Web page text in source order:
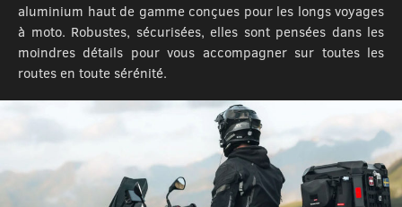
aluminium haut de gamme conçues pour les longs voyages
à moto. Robustes, sécurisées, elles sont pensées dans les
moindres détails pour vous accompagner sur toutes les
routes en toute sérénité.